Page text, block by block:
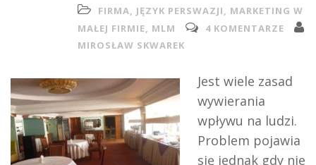
FIRMA, JĘZYK PERSWAZJI, MARKETING W
MAŁEJ FIRMIE, MLM
4 KOMENTARZE
MIROSŁAW SKWAREK
Jest wiele zasad
wywierania
wpływu na ludzi.
Problem pojawia
się jednak gdy nie